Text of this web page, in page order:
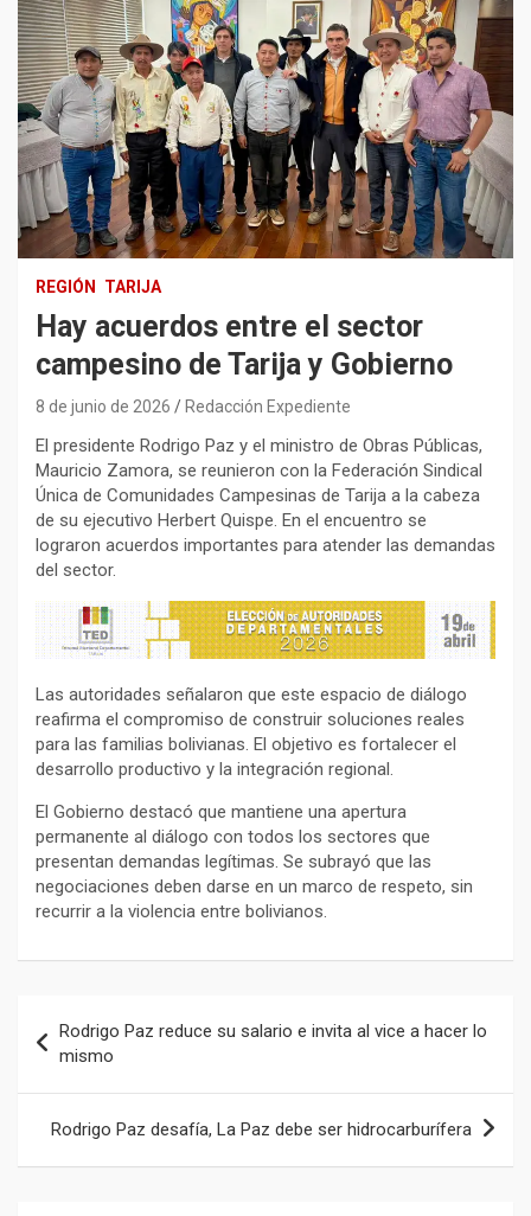
REGIÓN TARIJA
Hay acuerdos entre el sector
campesino de Tarija y Gobierno
8 de junio de 2026 Redacción Expediente
El presidente Rodrigo Paz y el ministro de Obras Públicas,
Mauricio Zamora, se reunieron con la Federación Sindical
Única de Comunidades Campesinas de Tarija a la cabeza
de su ejecutivo Herbert Quispe. En el encuentro se
lograron acuerdos importantes para atender las demandas
del sector.
Las autoridades señalaron que este espacio de diálogo
reafirma el compromiso de construir soluciones reales
para las familias bolivianas. El objetivo es fortalecer el
desarrollo productivo y la integración regional.
El Gobierno destacó que mantiene una apertura
permanente al diálogo con todos los sectores que
presentan demandas legítimas. Se subrayó que las
negociaciones deben darse en un marco de respeto, sin
recurrir a la violencia entre bolivianos.
de
entradas
Rodrigo Paz reduce su salario e invita al vice a hacer lo
mismo
Rodrigo Paz desafía, La Paz debe ser hidrocarburífera